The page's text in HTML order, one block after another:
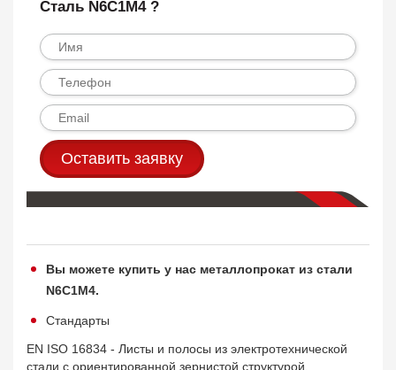
Сталь N6C1M4 ?
Оставить заявку
Вы можете купить у нас металлопрокат из стали
N6C1M4.
Стандарты
EN ISO 16834 - Листы и полосы из электротехнической
стали с ориентированной зернистой структурой,